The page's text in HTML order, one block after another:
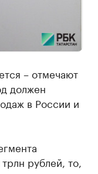
– отмечают
должен
в России и
рублей, то,